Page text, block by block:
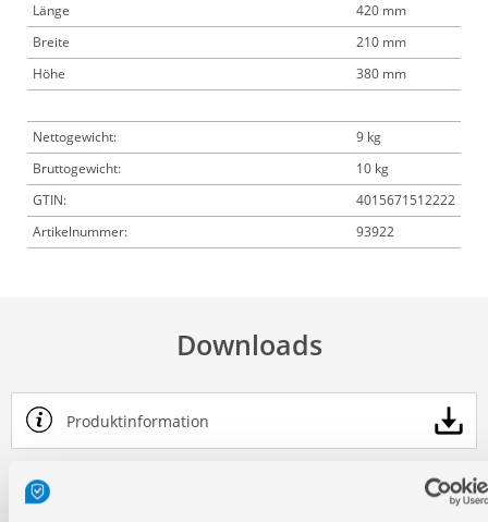
Länge
420 mm
Breite
210 mm
Höhe
380 mm
Nettogewicht:
9 kg
Bruttogewicht:
10 kg
GTIN:
4015671512222
Artikelnummer:
93922
Downloads
Produktinformation
Bedienungsanleitung / Warn-und Sicherheitshinweise